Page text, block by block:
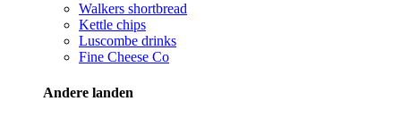
Walkers shortbread
Kettle chips
Luscombe drinks
Fine Cheese Co
Andere landen